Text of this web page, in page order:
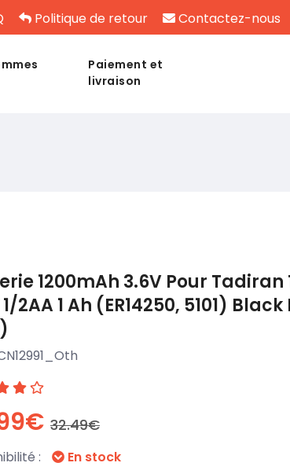
Politique de retour Contactez-nous
Paiement et
livraison
1200mAh 3.6V Pour Tadiran
2AA 1 Ah (ER14250, 5101)
32.49€
: En stock